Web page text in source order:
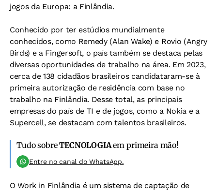
jogos da Europa: a Finlândia.
Conhecido por ter estúdios mundialmente
conhecidos, como Remedy (Alan Wake) e Rovio (Angry
Birds) e a Fingersoft, o país também se destaca pelas
diversas oportunidades de trabalho na área. Em 2023,
cerca de 138 cidadãos brasileiros candidataram-se à
primeira autorização de residência com base no
trabalho na Finlândia. Desse total, as principais
empresas do país de TI e de jogos, como a Nokia e a
Supercell, se destacam com talentos brasileiros.
Tudo sobreTECNOLOGIAem primeira mão!
Entre no canal do WhatsApp.
O Work in Finlândia é um sistema de captação de